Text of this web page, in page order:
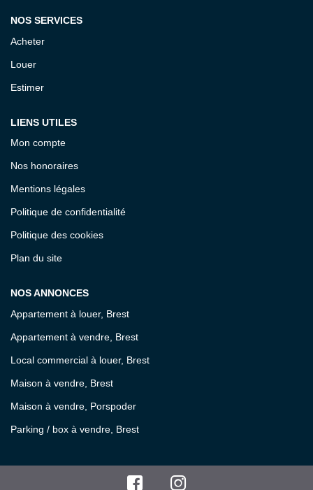
NOS SERVICES
Acheter
Louer
Estimer
LIENS UTILES
Mon compte
Nos honoraires
Mentions légales
Politique de confidentialité
Politique des cookies
Plan du site
NOS ANNONCES
Appartement à louer, Brest
Appartement à vendre, Brest
Local commercial à louer, Brest
Maison à vendre, Brest
Maison à vendre, Porspoder
Parking / box à vendre, Brest